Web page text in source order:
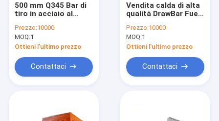
500 mm Q345 Bar di
tiro in acciaio al
laterale Full Trailer
per 40-100 tonnellate
di capacità di carico
Prezzo:10000
MOQ:1
Ottieni l'ultimo prezzo
Contattaci
Vendita calda di alta
qualità DrawBar Fuel
Prezzo:10000
MOQ:1
Ottieni l'ultimo prezzo
Contattaci